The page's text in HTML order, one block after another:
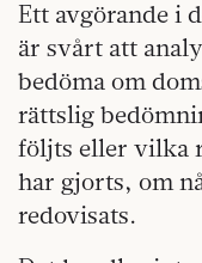
Ett avgörande i
är svårt att
bedöma om
rättslig
följts eller vilka
har gjorts, om
redovisats.